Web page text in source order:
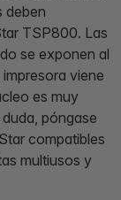
deben
TSP800. Las
se exponen al
viene
es muy
póngase
compatibles
multiusos y